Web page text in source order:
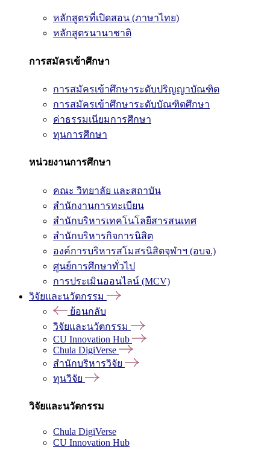
หลักสูตรที่เปิดสอน (ภาษาไทย)
หลักสูตรนานาชาติ
การสมัครเข้าศึกษา
การสมัครเข้าศึกษาระดับปริญญาบัณฑิต
การสมัครเข้าศึกษาระดับบัณฑิตศึกษา
ค่าธรรมเนียมการศึกษา
ทุนการศึกษา
หน่วยงานการศึกษา
คณะ วิทยาลัย และสถาบัน
สำนักงานการทะเบียน
สำนักบริหารเทคโนโลยีสารสนเทศ
สำนักบริหารกิจการนิสิต
องค์การบริหารสโมสรนิสิตจุฬาฯ (อบจ.)
ศูนย์การศึกษาทั่วไป
การประเมินออนไลน์ (MCV)
วิจัยและนวัตกรรม
ย้อนกลับ
วิจัยและนวัตกรรม
CU Innovation Hub
Chula DigiVerse
สำนักบริหารวิจัย
ทุนวิจัย
วิจัยและนวัตกรรม
Chula DigiVerse
CU Innovation Hub